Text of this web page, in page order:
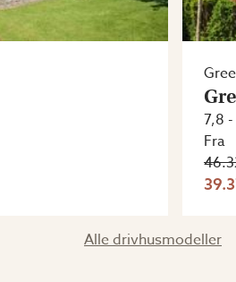
7,8
Fra
Alle drivhusmodeller